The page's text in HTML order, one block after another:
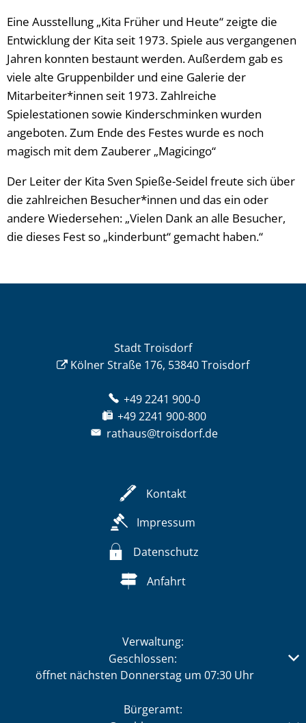
Eine Ausstellung „Kita Früher und Heute“ zeigte die
Entwicklung der Kita seit 1973. Spiele aus vergangenen
Jahren konnten bestaunt werden. Außerdem gab es
viele alte Gruppenbilder und eine Galerie der
Mitarbeiter*innen seit 1973. Zahlreiche
Spielestationen sowie Kinderschminken wurden
angeboten. Zum Ende des Festes wurde es noch
magisch mit dem Zauberer „Magicingo“
Der Leiter der Kita Sven Spieße-Seidel freute sich über
die zahlreichen Besucher*innen und das ein oder
andere Wiedersehen: „Vielen Dank an alle Besucher,
die dieses Fest so „kinderbunt“ gemacht haben.“
Stadt Troisdorf
Kölner Straße 176, 53840 Troisdorf
+49 2241 900-0
+49 2241 900-800
rathaus@troisdorf.de
Kontakt
Impressum
Datenschutz
Anfahrt
Verwaltung:
Klicken, um weitere Öffnungs- oder Schließzeiten
Geschlossen:
öffnet nächsten Donnerstag um 07:30 Uhr
Bürgeramt: